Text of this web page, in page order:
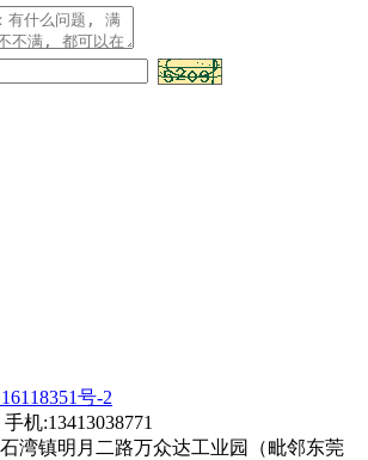
号-2
机:13413038771
湾镇明月二路万众达工业园（毗邻东莞